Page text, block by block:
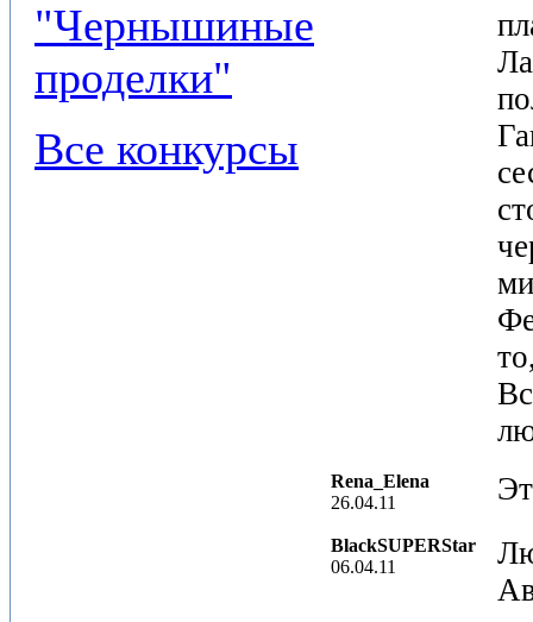
"Чернышиные
проделки"
Все конкурсы
Rena_Elena
26.04.11
BlackSUPERStar
06.04.11